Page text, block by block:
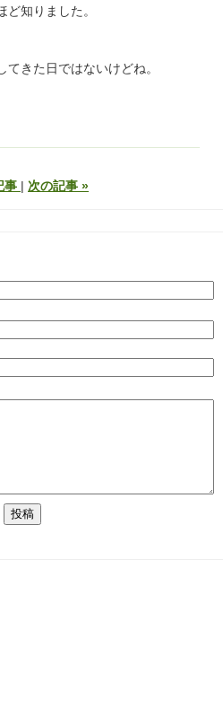
知りました。
てきた日ではないけどね。
事 次の記事 »